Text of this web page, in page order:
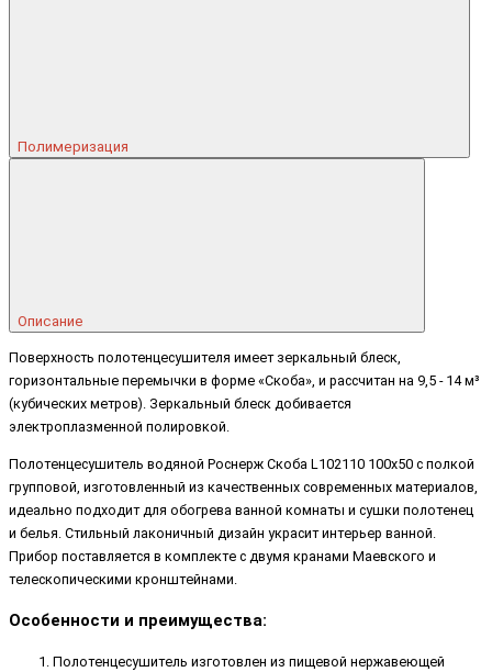
Полимеризация
Описание
Поверхность полотенцесушителя имеет зеркальный блеск,
горизонтальные перемычки в форме «Скоба», и рассчитан на 9,5 - 14 м³
(кубических метров). Зеркальный блеск добивается
электроплазменной полировкой.
Полотенцесушитель водяной Роснерж Скоба L102110 100x50 с полкой
групповой, изготовленный из качественных современных материалов,
идеально подходит для обогрева ванной комнаты и сушки полотенец
и белья. Стильный лаконичный дизайн украсит интерьер ванной.
Прибор поставляется в комплекте с двумя кранами Маевского и
телескопическими кронштейнами.
Особенности и преимущества:
Полотенцесушитель изготовлен из пищевой нержавеющей